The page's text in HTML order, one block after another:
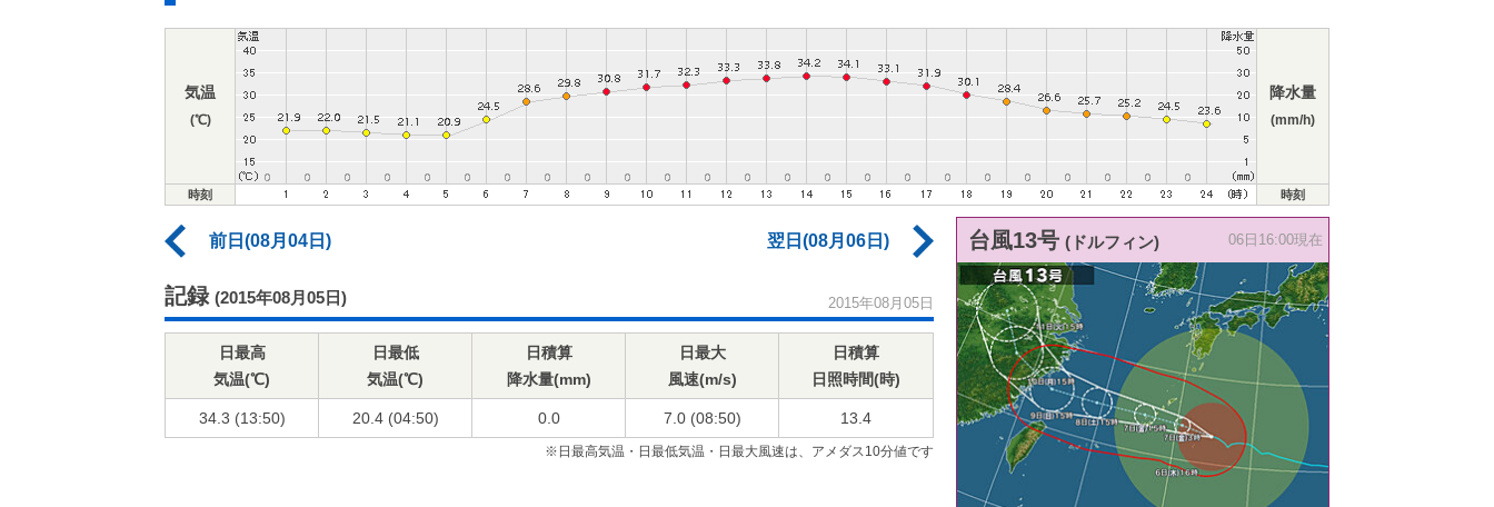
気温
(℃)
降水量
(mm/h)
時刻 時刻
前日(08月04日) 翌日(08月06日)
記録 (2015年08月05日) 2015年08月05日
日最高
気温(℃)
日最低
気温(℃)
日積算
降水量(mm)
日最大
風速(m/s)
日積算
日照時間(時)
34.3 (13:50) 20.4 (04:50) 0.0 7.0 (08:50) 13.4
※日最高気温・日最低気温・日最大風速は、アメダス10分値です
台風13号 (ドルフィン) 06日16:00現在